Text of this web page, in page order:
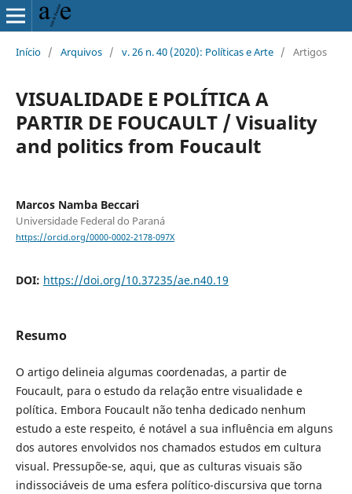
Início / Arquivos / v. 26 n. 40 (2020): Políticas e Arte / Artigos
VISUALIDADE E POLÍTICA A
PARTIR DE FOUCAULT / Visuality
and politics from Foucault
Marcos Namba Beccari
Universidade Federal do Paraná
https://orcid.org/0000-0002-2178-097X
DOI: https://doi.org/10.37235/ae.n40.19
Resumo
O artigo delineia algumas coordenadas, a partir de
Foucault, para o estudo da relação entre visualidade e
política. Embora Foucault não tenha dedicado nenhum
estudo a este respeito, é notável a sua influência em alguns
dos autores envolvidos nos chamados estudos em cultura
visual. Pressupõe-se, aqui, que as culturas visuais são
indissociáveis de uma esfera político-discursiva que torna